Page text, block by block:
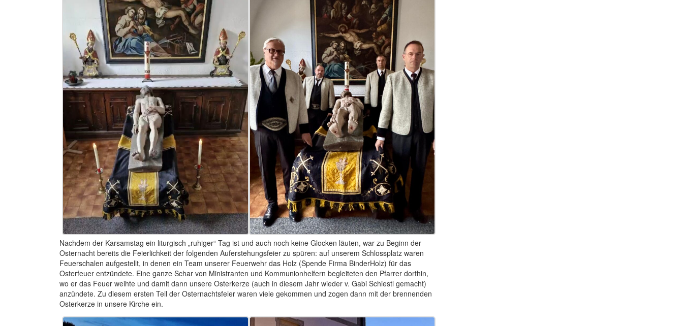
Nachdem der Karsamstag ein liturgisch „ruhiger“ Tag ist und auch noch keine Glocken läuten, war zu Beginn der
Osternacht bereits die Feierlichkeit der folgenden Auferstehungsfeier zu spüren: auf unserem Schlossplatz waren
Feuerschalen aufgestellt, in denen ein Team unserer Feuerwehr das Holz (Spende Firma BinderHolz) für das
Osterfeuer entzündete. Eine ganze Schar von Ministranten und Kommunionhelfern begleiteten den Pfarrer dorthin,
wo er das Feuer weihte und damit dann unsere Osterkerze (auch in diesem Jahr wieder v. Gabi Schiestl gemacht)
anzündete. Zu diesem ersten Teil der Osternachtsfeier waren viele gekommen und zogen dann mit der brennenden
Osterkerze in unsere Kirche ein.